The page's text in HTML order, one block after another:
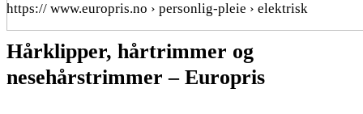
https:// www.europris.no › personlig-pleie › elektrisk
Hårklipper, hårtrimmer og
nesehårstrimmer – Europris